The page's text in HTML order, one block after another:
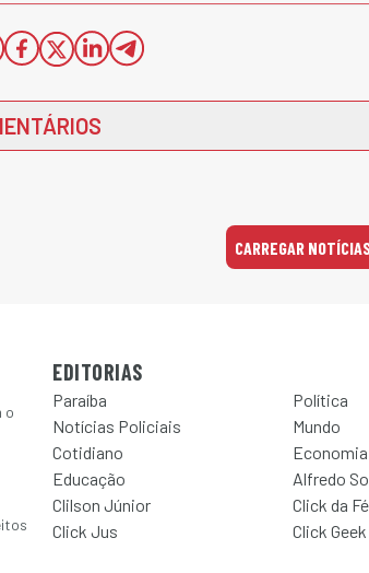
CARREGAR
o
EDITORIAS
Paraíba Política
Notícias Policiais
Mundo
Cotidiano
Economia
Educação
Alfredo
Clilson Júnior
Click da Fé
Click Jus
Click Geek